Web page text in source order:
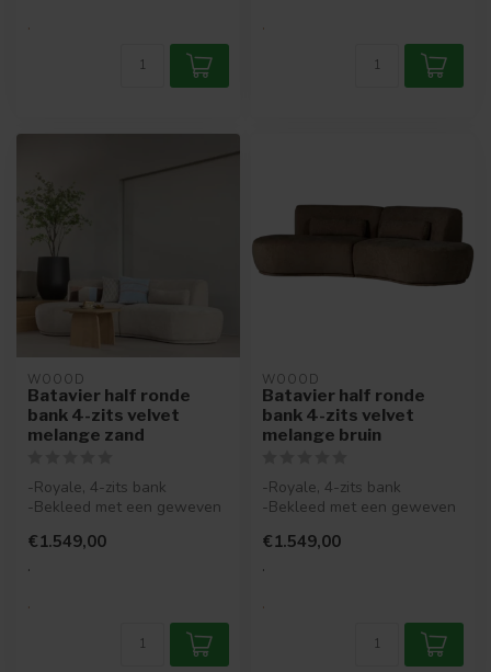
. .
WOOOD
Batavier half ronde
bank 4-zits velvet
melange zand
-Royale, 4-zits bank
-Bekleed met een geweven
-Actieve...
€1.549,00
.
.
WOOOD
Batavier half ronde
bank 4-zits velvet
melange bruin
-Royale, 4-zits bank
-Bekleed met een geweven
-Actieve...
€1.549,00
.
.